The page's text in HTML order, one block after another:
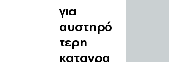
για
αυστηρό
τερη
καταγρα